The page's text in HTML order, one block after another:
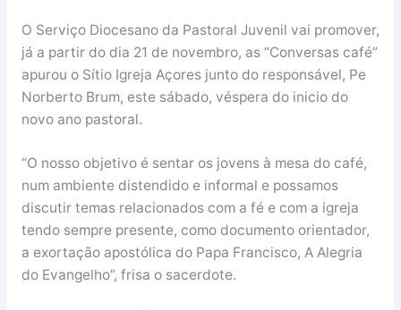
O Serviço Diocesano da Pastoral Juvenil vai promover,
já a partir do dia 21 de novembro, as “Conversas café”
apurou o Sítio Igreja Açores junto do responsável, Pe
Norberto Brum, este sábado, véspera do inicio do
novo ano pastoral.
“O nosso objetivo é sentar os jovens à mesa do café,
num ambiente distendido e informal e possamos
discutir temas relacionados com a fé e com a igreja
tendo sempre presente, como documento orientador,
a exortação apostólica do Papa Francisco, A Alegria
do Evangelho”, frisa o sacerdote.